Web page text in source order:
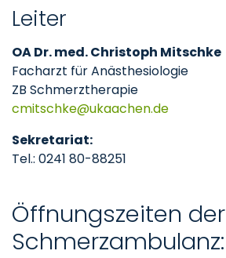
Leiter
OA Dr. med. Christoph Mitschke
Facharzt für Anästhesiologie
ZB Schmerztherapie
cmitschke
ukaachende
Sekretariat:
Tel.: 0241 80-88251
Öffnungszeiten der
Schmerzambulanz: